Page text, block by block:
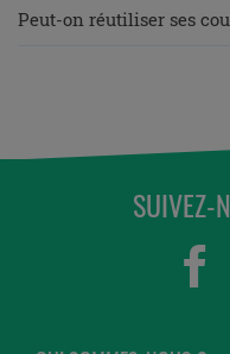
Peut-on réutiliser ses
SUIVEZ-